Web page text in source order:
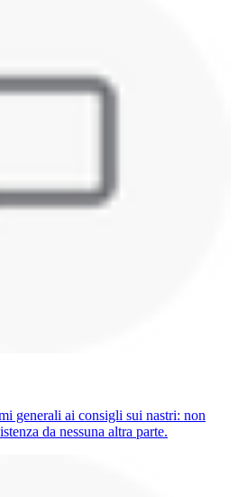
generali ai consigli sui nastri: non
da nessuna altra parte.